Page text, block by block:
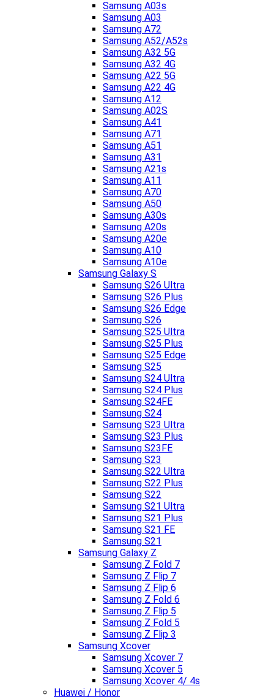
Samsung A03s
Samsung A03
Samsung A72
Samsung A52/A52s
Samsung A32 5G
Samsung A32 4G
Samsung A22 5G
Samsung A22 4G
Samsung A12
Samsung A02S
Samsung A41
Samsung A71
Samsung A51
Samsung A31
Samsung A21s
Samsung A11
Samsung A70
Samsung A50
Samsung A30s
Samsung A20s
Samsung A20e
Samsung A10
Samsung A10e
Samsung Galaxy S
Samsung S26 Ultra
Samsung S26 Plus
Samsung S26 Edge
Samsung S26
Samsung S25 Ultra
Samsung S25 Plus
Samsung S25 Edge
Samsung S25
Samsung S24 Ultra
Samsung S24 Plus
Samsung S24FE
Samsung S24
Samsung S23 Ultra
Samsung S23 Plus
Samsung S23FE
Samsung S23
Samsung S22 Ultra
Samsung S22 Plus
Samsung S22
Samsung S21 Ultra
Samsung S21 Plus
Samsung S21 FE
Samsung S21
Samsung Galaxy Z
Samsung Z Fold 7
Samsung Z Flip 7
Samsung Z Flip 6
Samsung Z Fold 6
Samsung Z Flip 5
Samsung Z Fold 5
Samsung Z Flip 3
Samsung Xcover
Samsung Xcover 7
Samsung Xcover 5
Samsung Xcover 4/ 4s
Huawei / Honor